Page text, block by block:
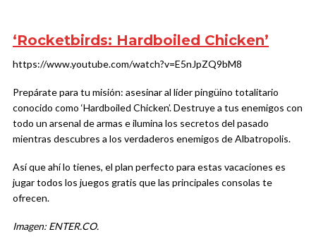
‘Rocketbirds: Hardboiled Chicken’
https://www.youtube.com/watch?v=E5nJpZQ9bM8
Prepárate para tu misión: asesinar al líder pingüino totalitario
conocido como ‘Hardboiled Chicken’. Destruye a tus enemigos con
todo un arsenal de armas e ilumina los secretos del pasado
mientras descubres a los verdaderos enemigos de Albatropolis.
Así que ahí lo tienes, el plan perfecto para estas vacaciones es
jugar todos los juegos gratis que las principales consolas te
ofrecen.
Imagen: ENTER.CO.